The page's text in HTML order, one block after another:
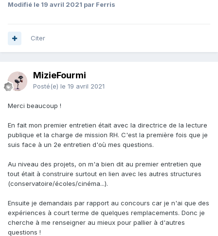
Modifié le 19 avril 2021 par Ferris
Citer
MizieFourmi
Posté(e) le 19 avril 2021
Merci beaucoup !
En fait mon premier entretien était avec la directrice de la lecture
publique et la charge de mission RH. C'est la première fois que je
suis face à un 2e entretien d'où mes questions.
Au niveau des projets, on m'a bien dit au premier entretien que
tout était à construire surtout en lien avec les autres structures
(conservatoire/écoles/cinéma...).
Ensuite je demandais par rapport au concours car je n'ai que des
expériences à court terme de quelques remplacements. Donc je
cherche à me renseigner au mieux pour pallier à d'autres
questions !